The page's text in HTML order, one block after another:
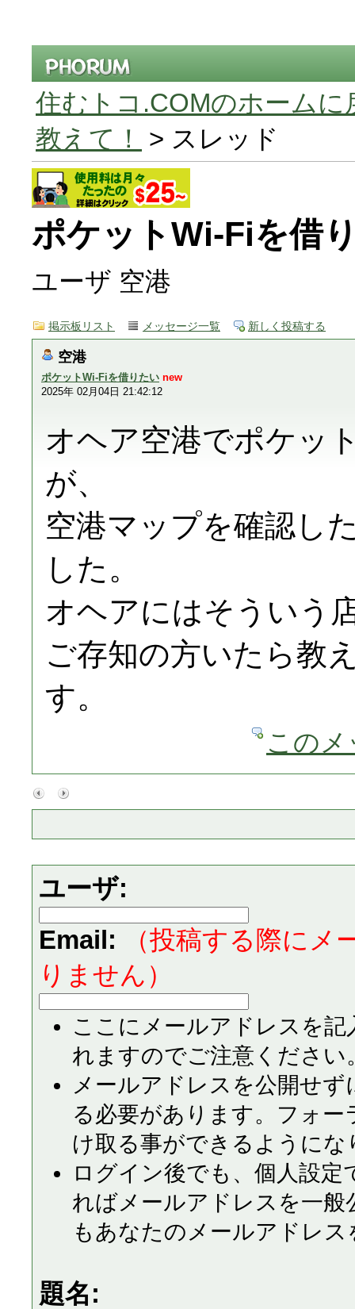
住むトコ.COMのホームに
教えて！
> スレッド
ポケットWi-Fiを借
ユーザ 空港
掲示板リスト メッセージ一覧 新しく投稿する
空港
ポケットWi-Fiを借りたい new
2025年 02月04日 21:42:12
オヘア空港でポケッ
が、
空港マップを確認し
した。
オヘアにはそういう
ご存知の方いたら教
す。
この
ユーザ:
Email:
（投稿する際に
りません）
ここにメールアドレスを
れますのでご注意ください
メールアドレスを公開せ
る必要があります。フォ
け取る事ができるようにな
ログイン後でも、個人設
ればメールアドレスを一
もあなたのメールアドレ
題名: